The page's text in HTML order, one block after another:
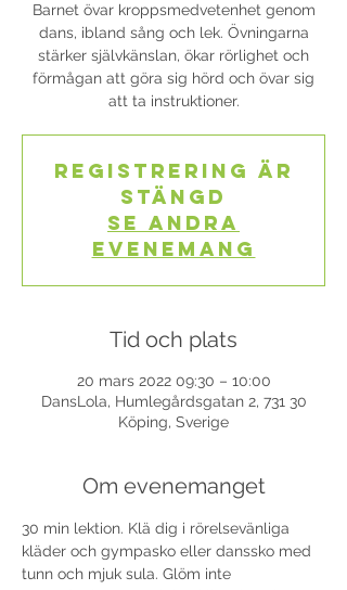
Barnet övar kroppsmedvetenhet genom
dans, ibland sång och lek. Övningarna
stärker självkänslan, ökar rörlighet och
förmågan att göra sig hörd och övar sig
att ta instruktioner.
Registrering är
stängd
Se andra
evenemang
Tid och plats
20 mars 2022 09:30 – 10:00
DansLola, Humlegårdsgatan 2, 731 30
Köping, Sverige
Om evenemanget
30 min lektion. Klä dig i rörelsevänliga
kläder och gympasko eller danssko med
tunn och mjuk sula. Glöm inte